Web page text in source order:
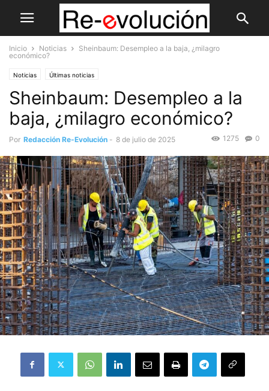
Inicio Noticias
Sheinbaum: Desempleo a la baja, ¿milagro
económico?
Noticias Últimas noticias
Sheinbaum: Desempleo a la
baja, ¿milagro económico?
Por Redacción Re-Evolución - 8 de julio de 2025 0
1275